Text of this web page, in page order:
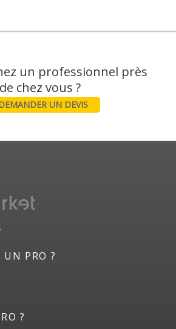
un professionnel près
UN DEVIS
UN PRO ?
?